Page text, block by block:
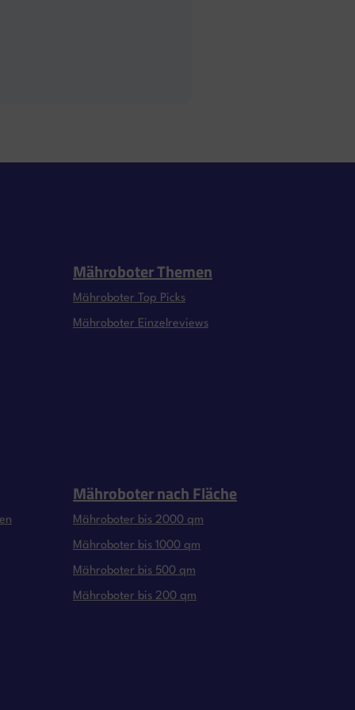
Mähroboter Themen
Mähroboter Top Picks
Mähroboter Einzelreviews
Mähroboter nach Fläche
Mähroboter bis 2000 qm
Mähroboter bis 1000 qm
Mähroboter bis 500 qm
Mähroboter bis 200 qm